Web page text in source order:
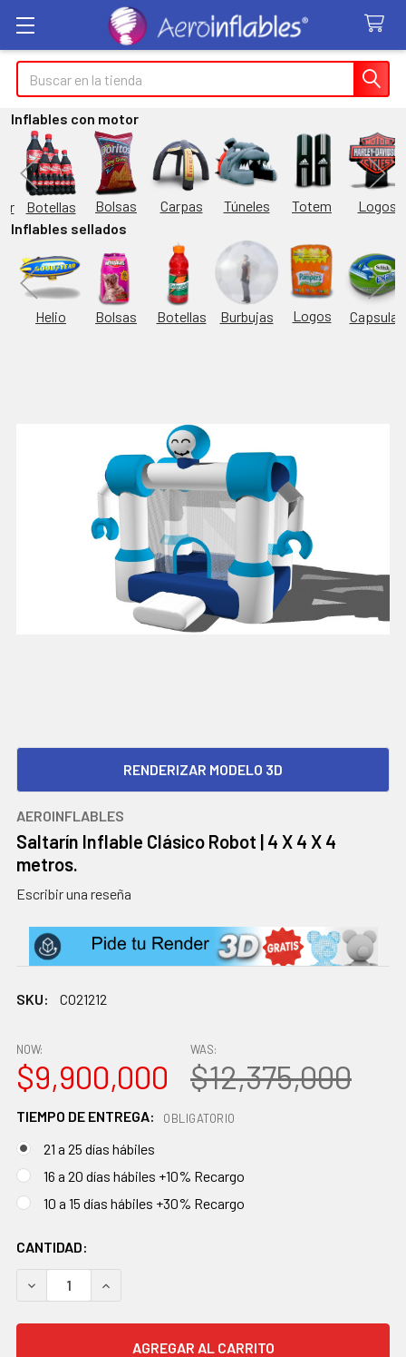
Buscar
Inflables con motor
Botellas Bolsas Carpas Túneles Totem
Logos
Inflables sellados
Helio Bolsas Botellas Burbujas Logos Capsulas
AEROINFLABLES
Saltarín Inflable Clásico Robot | 4 X 4 X 4
metros.
Escribir una reseña
SKU: CO21212
RENDERIZAR MODELO 3D
NOW:
$9,900,000
WAS:
$12,375,000
TIEMPO DE ENTREGA: OBLIGATORIO
21 a 25 días hábiles
16 a 20 días hábiles +10% Recargo
10 a 15 días hábiles +30% Recargo
EXISTENCIAS
ACTUALES:
CANTIDAD:
DISMINUIR CANTIDAD:AUMENTAR CANTIDAD: